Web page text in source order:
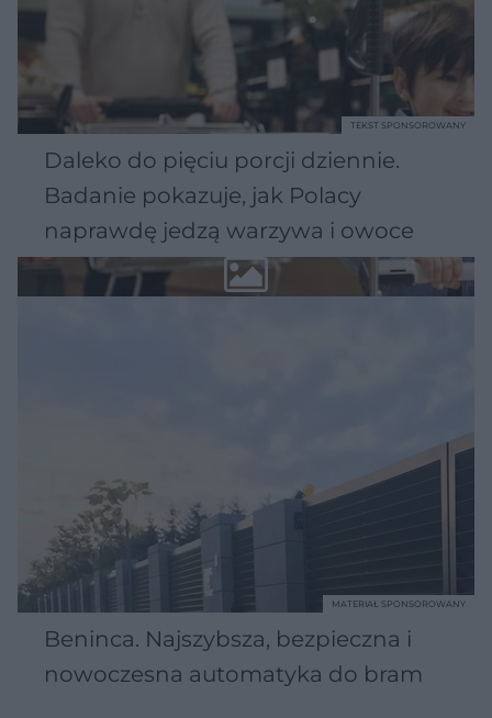
Daleko do pięciu porcji dziennie.
Badanie pokazuje, jak Polacy
naprawdę jedzą warzywa i owoce
TEKST SPONSOROWANY
Beninca. Najszybsza, bezpieczna i
nowoczesna automatyka do bram
MATERIAŁ SPONSOROWANY